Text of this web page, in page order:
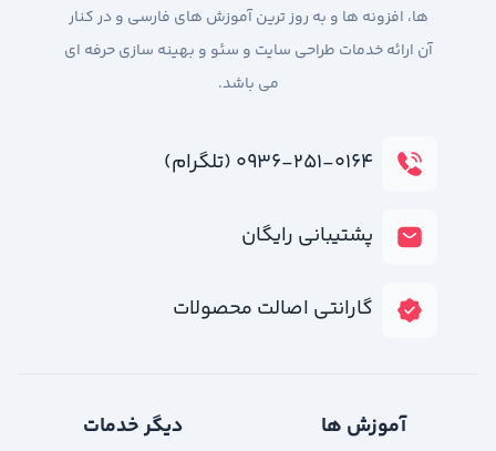
ها، افزونه ها و به روز ترین آموزش های فارسی و در کنار
آن ارائه خدمات طراحی سایت و سئو و بهینه سازی حرفه ای
می باشد.
۰۹۳۶-۲۵۱-۰۱۶۴ (تلگرام)
پشتیبانی رایگان
گارانتی اصالت محصولات
آموزش ها دیگر خدمات